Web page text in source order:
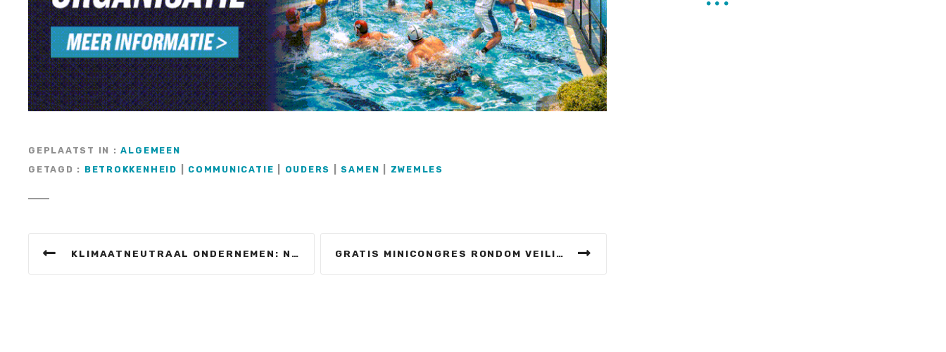
GEPLAATST IN
ALGEMEEN
GETAGD
BETROKKENHEID COMMUNICATIE OUDERS |SAMEN ZWEMLES
KLIMAATNEUTRAAL ONDERNEMEN: NATUURLIJK! MAAR HOE? GRATIS MINICONGRES RONDOM VEILIGHEID IN ZWEMBADEN